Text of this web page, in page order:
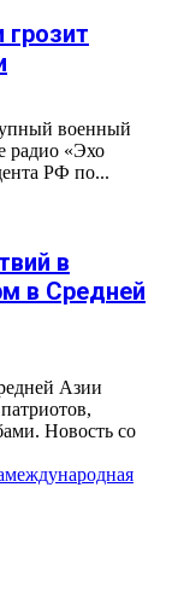
грозит
военный
радио «Эхо
РФ по...
в
в Средней
Азии
Новость со
международная